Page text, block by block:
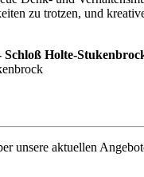
zu trotzen, und
Schloß Holte-
unsere aktuellen